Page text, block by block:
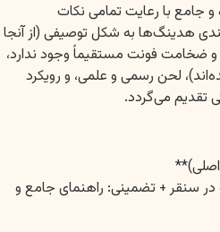
و جامع با رعایت تمامی نکات
هدینگ‌ها به شکل توصیفی (از آنجا
و ضخامت فونت مستقیماً وجود ندارد،
لحن رسمی و علمی، و رویکرد
تقدیم می‌گردد.
در سنقر + تضمینی: راهنمای جامع و